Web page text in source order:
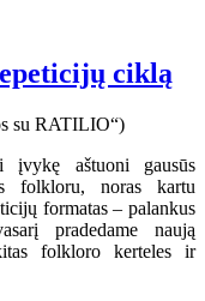
ciklą
įvykę aštuoni gausūs
folkloru, noras kartu
formatas – palankus
pradedame naują
folkloro kerteles ir